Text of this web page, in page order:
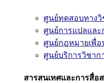
ศูนย์ทดสอบทางวิ
ศูนย์การแปลและ
ศูนย์กฎหมายเพื่
ศูนย์บริการวิชา
สารสนเทศและการสื่อ